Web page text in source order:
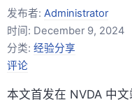
发布者: Administrator
时间: December 9, 2024
分类: 经验分享
评论
本文首发在 NVDA 中